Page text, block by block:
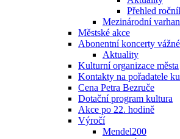
Přehled
Mezinárodní
Městské akce
Abonentní koncerty
Aktuality
Kulturní organizace města
Kontakty na pořadatele
Cena Petra Bezruče
Dotační program kultura
Akce po 22. hodině
Výročí
Mendel200